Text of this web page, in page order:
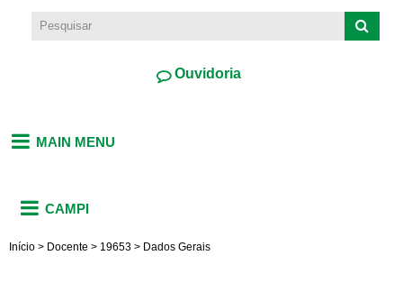
Ouvidoria
MAIN MENU
CAMPI
Início > Docente > 19653 > Dados Gerais